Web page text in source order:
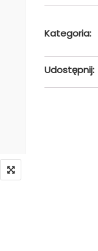
Kategoria:
Udostępnij: